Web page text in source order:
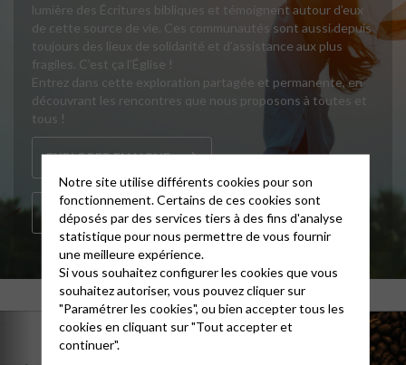
lumière des Écritures bibliques et témoignent autour d’eux
de cette source de vie. Ces communautés sont aussi depuis
toujours des lieux de solidarité et d’assistance aux plus
fragiles. C’est ça l’Église !
Entrez dans cette exploration partagée et permanente, en
découvrant les rencontres que nous proposons à toutes et
tous !
EXPLORER EN LIGNE
TÉLÉCHARGER LE DOCUMENT
Notre site utilise différents cookies pour son
fonctionnement. Certains de ces cookies sont
déposés par des services tiers à des fins d'analyse
statistique pour nous permettre de vous fournir
une meilleure expérience.
Si vous souhaitez configurer les cookies que vous
souhaitez autoriser, vous pouvez cliquer sur
"Paramétrer les cookies", ou bien accepter tous les
cookies en cliquant sur "Tout accepter et
continuer".